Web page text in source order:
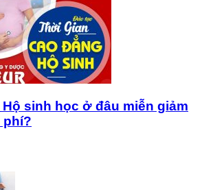
sinh học ở đâu miễn giảm
phí?